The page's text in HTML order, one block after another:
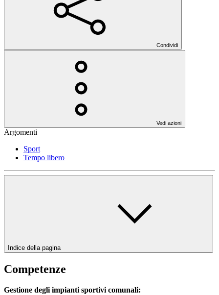
Condividi
Vedi azioni
Argomenti
Sport
Tempo libero
Indice della pagina
Competenze
Gestione degli impianti sportivi comunali: